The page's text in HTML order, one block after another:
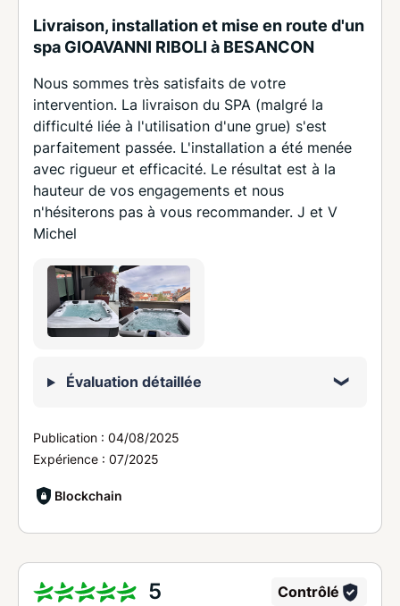
Livraison, installation et mise en route d'un
spa GIOAVANNI RIBOLI à BESANCON
Nous sommes très satisfaits de votre
intervention. La livraison du SPA (malgré la
difficulté liée à l'utilisation d'une grue) s'est
parfaitement passée. L'installation a été menée
avec rigueur et efficacité. Le résultat est à la
hauteur de vos engagements et nous
n'hésiterons pas à vous recommander. J et V
Michel
Évaluation détaillée
Publication : 04/08/2025
Expérience : 07/2025
Blockchain
5 Contrôlé